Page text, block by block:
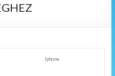
Iphone